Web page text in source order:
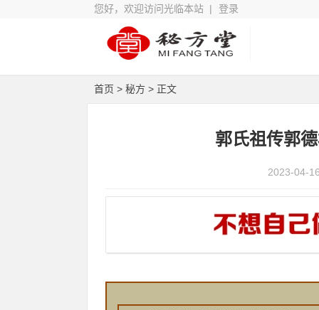
您好，欢迎访问光临本站 | 登录
首页 > 秘方 > 正文
郭氏祖传郭
2023-04-